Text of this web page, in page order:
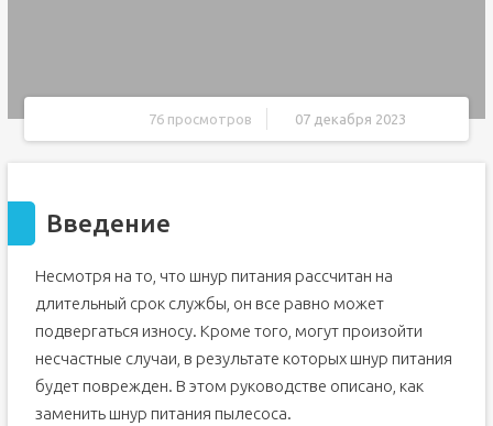
76 просмотров 07 декабря 2023
Введение
Несмотря на то, что шнур питания рассчитан на
длительный срок службы, он все равно может
подвергаться износу. Кроме того, могут произойти
несчастные случаи, в результате которых шнур питания
будет поврежден. В этом руководстве описано, как
заменить шнур питания пылесоса.